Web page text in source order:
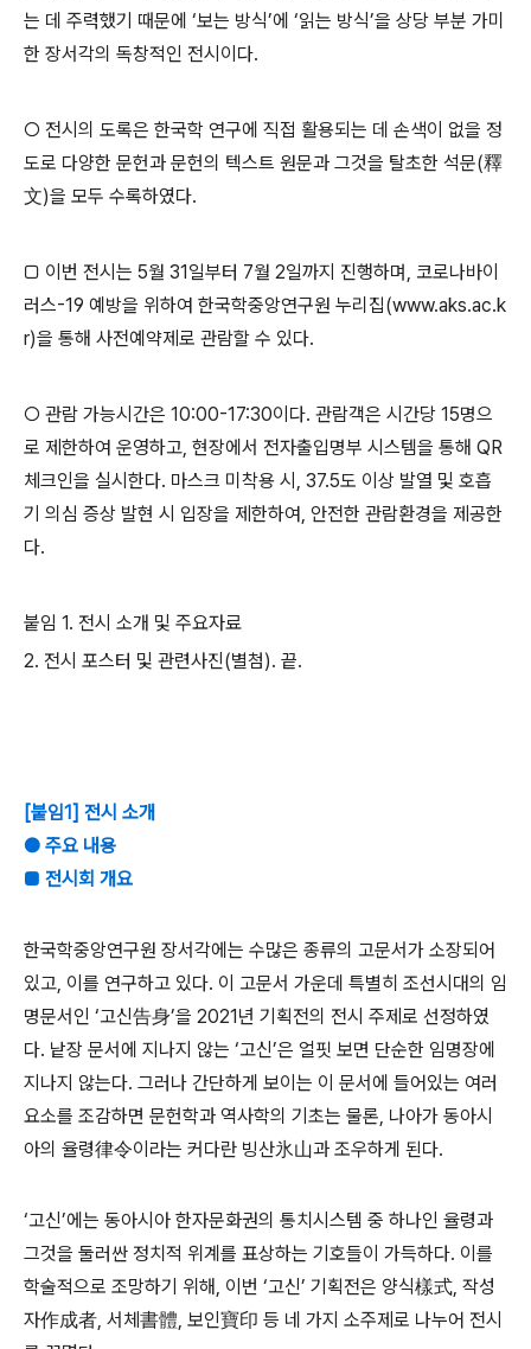
는 데 주력했기 때문에 ‘보는 방식’에 ‘읽는 방식’을 상당 부분 가미
한 장서각의 독창적인 전시이다.
○ 전시의 도록은 한국학 연구에 직접 활용되는 데 손색이 없을 정
도로 다양한 문헌과 문헌의 텍스트 원문과 그것을 탈초한 석문(釋
文)을 모두 수록하였다.
□ 이번 전시는 5월 31일부터 7월 2일까지 진행하며, 코로나바이
러스-19 예방을 위하여 한국학중앙연구원 누리집(www.aks.ac.k
r)을 통해 사전예약제로 관람할 수 있다.
○ 관람 가능시간은 10:00-17:30이다. 관람객은 시간당 15명으
로 제한하여 운영하고, 현장에서 전자출입명부 시스템을 통해 QR
체크인을 실시한다. 마스크 미착용 시 , 37.5도 이상 발열 및 호흡
기 의심 증상 발현 시 입장을 제한하여, 안전한 관람환경을 제공한
다.
붙임 1. 전시 소개 및 주요자료
2. 전시 포스터 및 관련사진(별첨). 끝.
[붙임1] 전시 소개
● 주요 내용
■ 전시회 개요
한국학중앙연구원 장서각에는 수많은 종류의 고문서가 소장되어
있고, 이를 연구하고 있다. 이 고문서 가운데 특별히 조선시대의 임
명문서인 ‘고신告身’을 2021년 기획전의 전시 주제로 선정하였
다. 낱장 문서에 지나지 않는 ‘고신’은 얼핏 보면 단순한 임명장에
지나지 않는다. 그러나 간단하게 보이는 이 문서에 들어있는 여러
요소를 조감하면 문헌학과 역사학의 기초는 물론, 나아가 동아시
아의 율령律令이라는 커다란 빙산氷山과 조우하게 된다.
‘고신’에는 동아시아 한자문화권의 통치시스템 중 하나인 율령과
그것을 둘러싼 정치적 위계를 표상하는 기호들이 가득하다. 이를
학술적으로 조망하기 위해, 이번 ‘고신’ 기획전은 양식樣式, 작성
자作成者, 서체書體, 보인寶印 등 네 가지 소주제로 나누어 전시